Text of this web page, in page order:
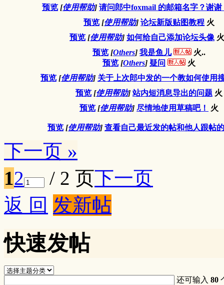
预览 [使用帮助] 请问郎中foxmail 的邮箱名字？谢谢
预览 [使用帮助] 论坛新版贴图教程 火
预览 [使用帮助] 如何给自己添加论坛头像
预览 [Others] 我是鱼儿
火..
预览 [Others] 疑问
火
预览 [使用帮助] 关于上次郎中发的一个教如何使用
预览 [使用帮助] 站内短消息导出的问题 火
预览 [使用帮助] 尽情地使用草稿吧！ 火
预览 [使用帮助] 查看自己最近发的帖和他人跟帖
下一页 »
12 / 2 页下一页
返 回 发新帖
快速发帖
还可输入80